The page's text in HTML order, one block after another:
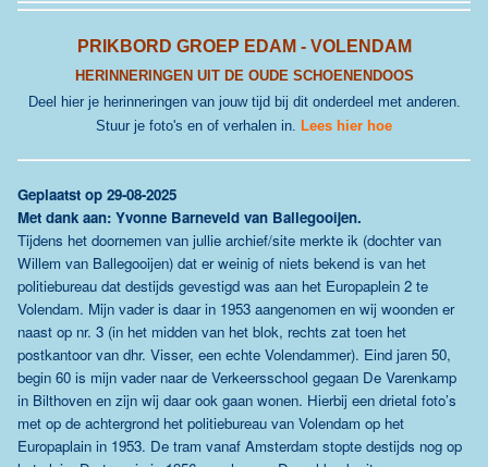
PRIKBORD GROEP EDAM - VOLENDAM
HERINNERINGEN UIT DE OUDE SCHOENENDOOS
Deel hier je herinneringen van jouw tijd bij dit onderdeel met anderen.
Stuur je foto's en of verhalen in. Lees hier hoe
Geplaatst op 29-08-2025
Met dank aan: Yvonne Barneveld van Ballegooijen.
Tijdens het doornemen van jullie archief/site merkte ik (dochter van
Willem van Ballegooijen) dat er weinig of niets bekend is van het
politiebureau dat destijds gevestigd was aan het Europaplein 2 te
Volendam. Mijn vader is daar in 1953 aangenomen en wij woonden er
naast op nr. 3 (in het midden van het blok, rechts zat toen het
postkantoor van dhr. Visser, een echte Volendammer). Eind jaren 50,
begin 60 is mijn vader naar de Verkeersschool gegaan De Varenkamp
in Bilthoven en zijn wij daar ook gaan wonen. Hierbij een drietal foto’s
met op de achtergrond het politiebureau van Volendam op het
Europaplain in 1953. De tram vanaf Amsterdam stopte destijds nog op